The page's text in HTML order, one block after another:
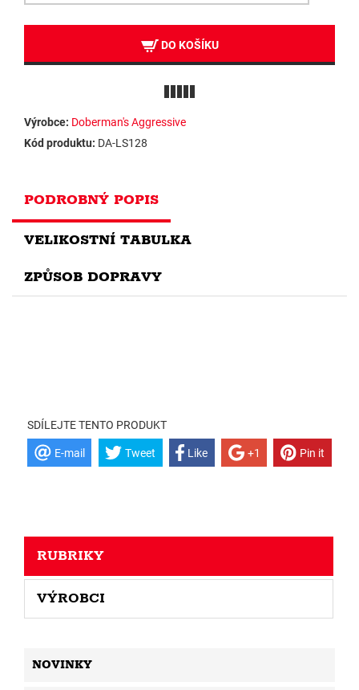
DO KOŠÍKU
Výrobce: Doberman's Aggressive
Kód produktu: DA-LS128
PODROBNÝ POPIS
VELIKOSTNÍ TABULKA
ZPŮSOB DOPRAVY
SDÍLEJTE TENTO PRODUKT
E-mail Tweet Like +1 Pin it
RUBRIKY
VÝROBCI
NOVINKY